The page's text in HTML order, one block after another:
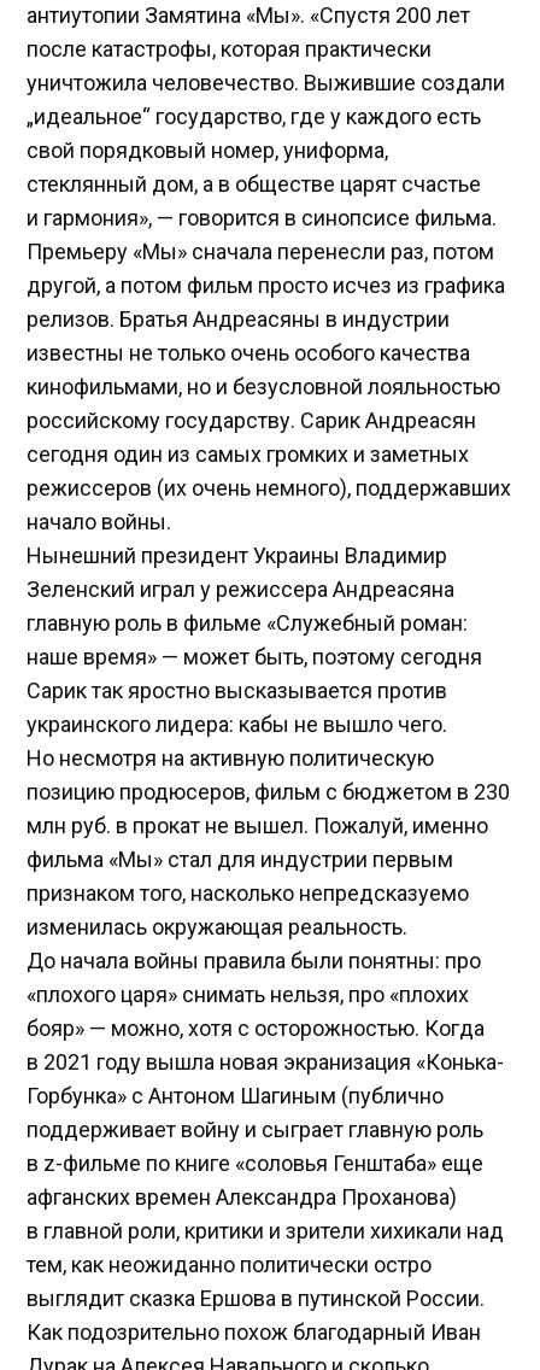
антиутопии Замятина «Мы». «Спустя 200 лет
после катастрофы, которая практически
уничтожила человечество. Выжившие создали
„идеальное“ государство, где у каждого есть
свой порядковый номер, униформа,
стеклянный дом, а в обществе царят счастье
и гармония», — говорится в синопсисе фильма.
Премьеру «Мы» сначала перенесли раз, потом
другой, а потом фильм просто исчез из графика
релизов. Братья Андреасяны в индустрии
известны не только очень особого качества
кинофильмами, но и безусловной лояльностью
российскому государству. Сарик Андреасян
сегодня один из самых громких и заметных
режиссеров (их очень немного), поддержавших
начало войны.
Нынешний президент Украины Владимир
Зеленский играл у режиссера Андреасяна
главную роль в фильме «Служебный роман:
наше время» — может быть, поэтому сегодня
Сарик так яростно высказывается против
украинского лидера: кабы не вышло чего.
Но несмотря на активную политическую
позицию продюсеров, фильм с бюджетом в 230
млн руб. в прокат не вышел. Пожалуй, именно
фильма «Мы» стал для индустрии первым
признаком того, насколько непредсказуемо
изменилась окружающая реальность.
До начала войны правила были понятны: про
«плохого царя» снимать нельзя, про «плохих
бояр» — можно, хотя с осторожностью. Когда
в 2021 году вышла новая экранизация «Конька-
Горбунка» с Антоном Шагиным (публично
поддерживает войну и сыграет главную роль
в z-фильме по книге «соловья Генштаба» еще
афганских времен Александра Проханова)
в главной роли, критики и зрители хихикали над
тем, как неожиданно политически остро
выглядит сказка Ершова в путинской России.
Как подозрительно похож благодарный Иван